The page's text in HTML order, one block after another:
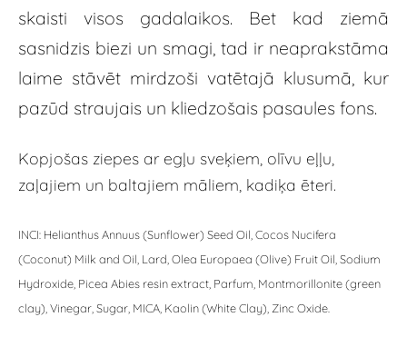
skaisti visos gadalaikos. Bet kad ziemā
sasnidzis biezi un smagi, tad ir neaprakstāma
laime stāvēt mirdzoši vatētajā klusumā, kur
pazūd straujais un kliedzošais pasaules fons.
Kopjošas ziepes ar egļu sveķiem, olīvu eļļu,
zaļajiem un baltajiem māliem, kadiķa ēteri.
INCI: Helianthus Annuus (Sunflower) Seed Oil, Cocos Nucifera
(Coconut) Milk and Oil, Lard, Olea Europaea (Olive) Fruit Oil, Sodium
Hydroxide, Picea Abies resin extract, Parfum, Montmorillonite (green
clay), Vinegar, Sugar, MICA, Kaolin (White Clay), Zinc Oxide.